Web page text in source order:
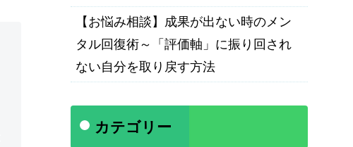
【お悩み相談】成果が出ない時のメン
タル回復術～「評価軸」に振り回され
ない自分を取り戻す方法
カテゴリー